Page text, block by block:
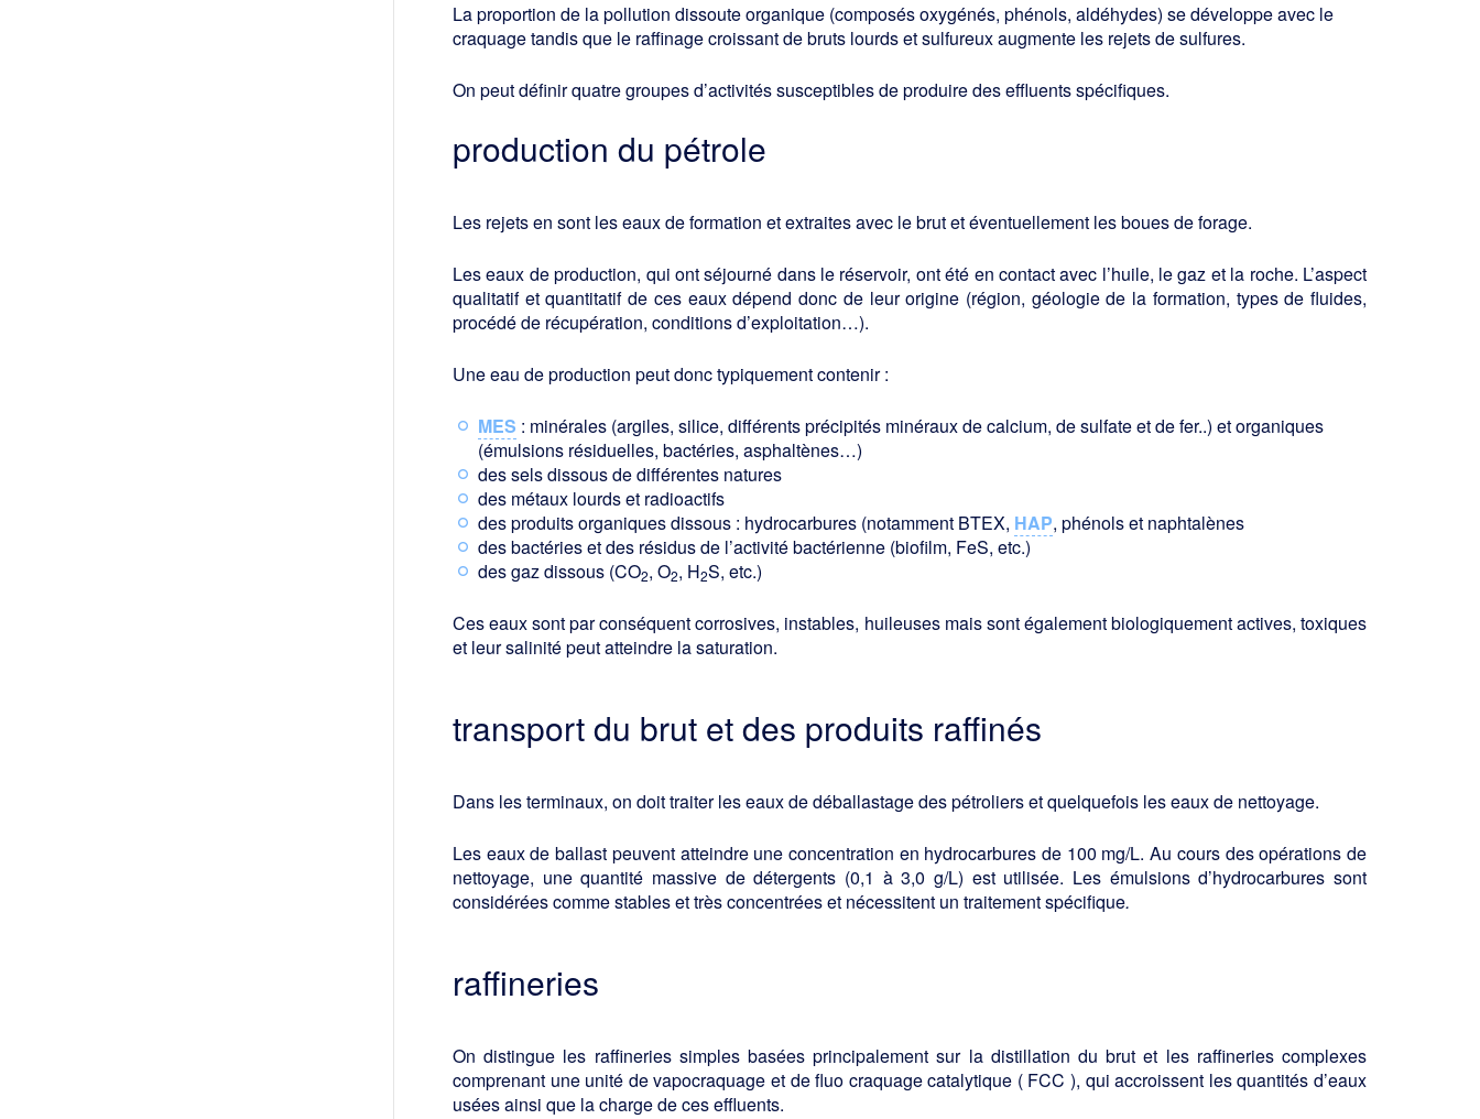
La proportion de la pollution dissoute organique (composés oxygénés, phénols, aldéhydes) se développe avec le
craquage tandis que le raffinage croissant de bruts lourds et sulfureux augmente les rejets de sulfures.
On peut définir quatre groupes d’activités susceptibles de produire des effluents spécifiques.
production du pétrole
Les rejets en sont les eaux de formation et extraites avec le brut et éventuellement les boues de forage.
Les eaux de production, qui ont séjourné dans le réservoir, ont été en contact avec l’huile, le gaz et la roche. L’aspect
qualitatif et quantitatif de ces eaux dépend donc de leur origine (région, géologie de la formation, types de fluides,
procédé de récupération, conditions d’exploitation…).
Une eau de production peut donc typiquement contenir :
MES : minérales (argiles, silice, différents précipités minéraux de calcium, de sulfate et de fer..) et organiques
(émulsions résiduelles, bactéries, asphaltènes…)
des sels dissous de différentes natures
des métaux lourds et radioactifs
des produits organiques dissous : hydrocarbures (notamment BTEX, HAP, phénols et naphtalènes
des bactéries et des résidus de l’activité bactérienne (biofilm, FeS, etc.)
des gaz dissous (CO2, O2, H2S, etc.)
Ces eaux sont par conséquent corrosives, instables, huileuses mais sont également biologiquement actives, toxiques
et leur salinité peut atteindre la saturation.
transport du brut et des produits raffinés
Dans les terminaux, on doit traiter les eaux de déballastage des pétroliers et quelquefois les eaux de nettoyage.
Les eaux de ballast peuvent atteindre une concentration en hydrocarbures de 100 mg/L. Au cours des opérations de
nettoyage, une quantité massive de détergents (0,1 à 3,0 g/L) est utilisée. Les émulsions d’hydrocarbures sont
considérées comme stables et très concentrées et nécessitent un traitement spécifique.
raffineries
On distingue les raffineries simples basées principalement sur la distillation du brut et les raffineries complexes
comprenant une unité de vapocraquage et de fluo craquage catalytique ( FCC ), qui accroissent les quantités d’eaux
usées ainsi que la charge de ces effluents.